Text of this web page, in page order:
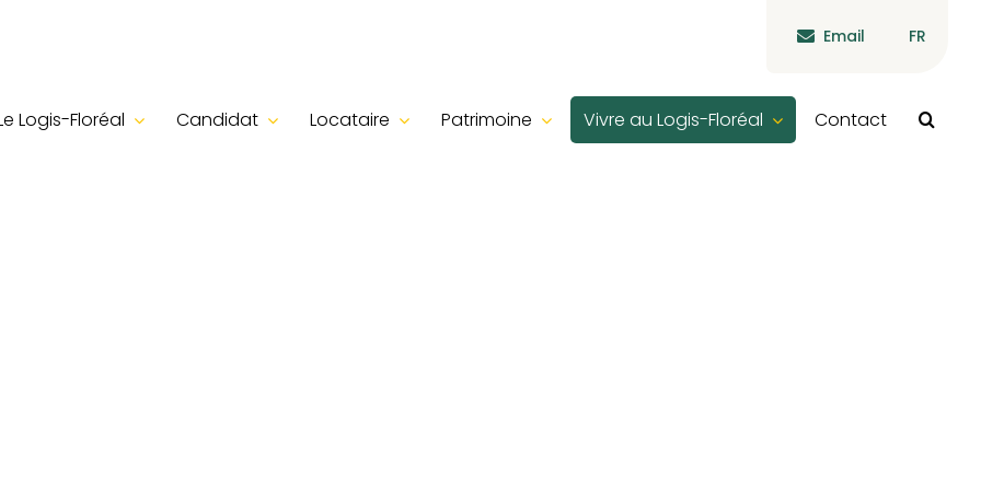
Email FR
Logis-Floréal Candidat Locataire Patrimoine Vivre au Logis-Floréal Contact